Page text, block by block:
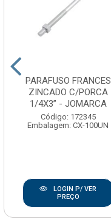
PARAFUSO FRANCES
ZINCADO C/PORCA
1/4X3” - JOMARCA
Código: 172345
Embalagem: CX-100UN
LOGIN P/ VER
PREÇO